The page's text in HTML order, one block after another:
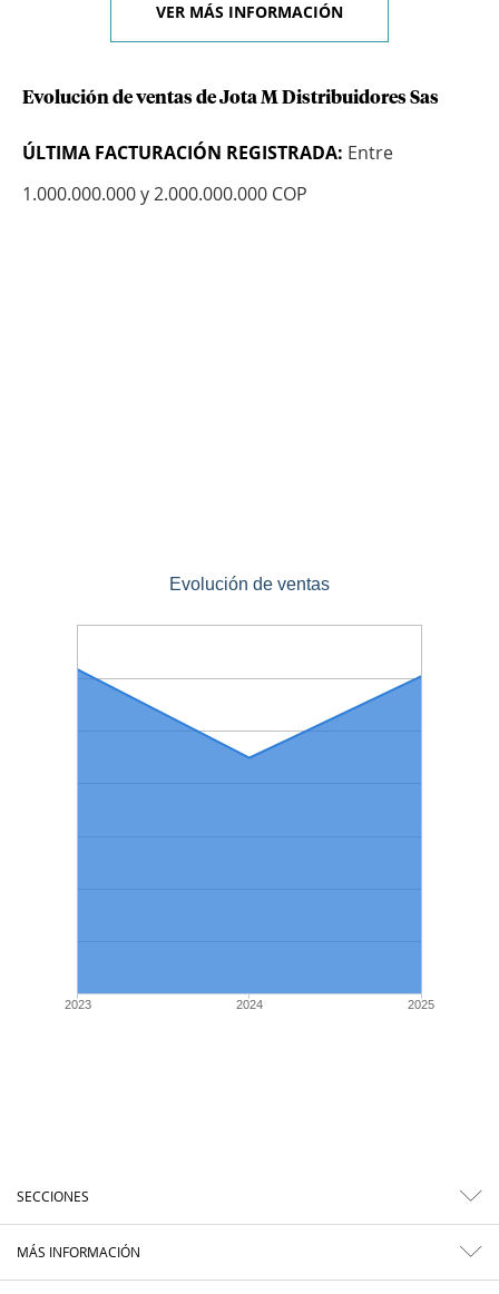
VER MÁS INFORMACIÓN
Evolución de ventas de Jota M Distribuidores Sas
ÚLTIMA FACTURACIÓN REGISTRADA: Entre
1.000.000.000 y 2.000.000.000 COP
Evolución de ventas
2023 2024 2025
SECCIONES
MÁS INFORMACIÓN